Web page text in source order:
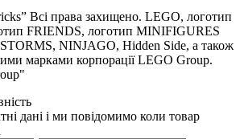
Всі права захищено. LEGO, логотип
FRIENDS, логотип MINIFIGURES
NINJAGO, Hidden Side, а також
марками корпорації LEGO Group.
дані і ми повідомимо коли товар